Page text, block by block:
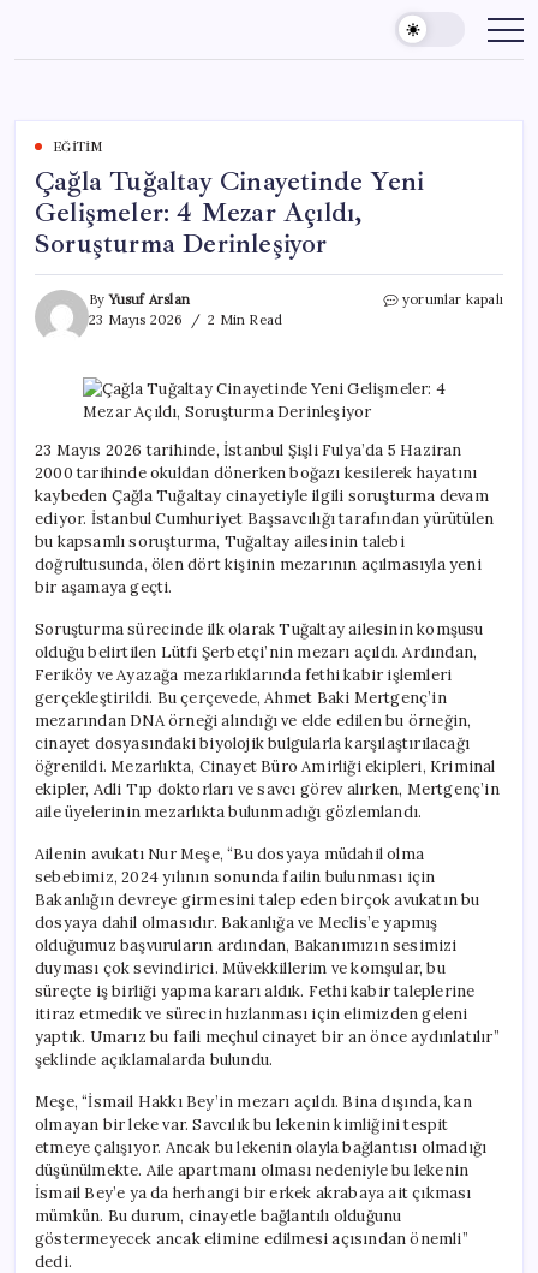
content
EĞITIM
Çağla Tuğaltay Cinayetinde Yeni
Gelişmeler: 4 Mezar Açıldı,
Soruşturma Derinleşiyor
ByYusuf Arslan
23 Mayıs 2026
2 Min Read
Çağla
Gelişmeler:
4
Açıldı,
Soruşturma
Derinleşiyor
için
yorumlar kapalı
23 Mayıs 2026 tarihinde, İstanbul Şişli Fulya’da 5 Haziran
2000 tarihinde okuldan dönerken boğazı kesilerek hayatını
kaybeden Çağla Tuğaltay cinayetiyle ilgili soruşturma devam
ediyor. İstanbul Cumhuriyet Başsavcılığı tarafından yürütülen
bu kapsamlı soruşturma, Tuğaltay ailesinin talebi
doğrultusunda, ölen dört kişinin mezarının açılmasıyla yeni
bir aşamaya geçti.
Soruşturma sürecinde ilk olarak Tuğaltay ailesinin komşusu
olduğu belirtilen Lütfi Şerbetçi’nin mezarı açıldı. Ardından,
Feriköy ve Ayazağa mezarlıklarında fethi kabir işlemleri
gerçekleştirildi. Bu çerçevede, Ahmet Baki Mertgenç’in
mezarından DNA örneği alındığı ve elde edilen bu örneğin,
cinayet dosyasındaki biyolojik bulgularla karşılaştırılacağı
öğrenildi. Mezarlıkta, Cinayet Büro Amirliği ekipleri, Kriminal
ekipler, Adli Tıp doktorları ve savcı görev alırken, Mertgenç’in
aile üyelerinin mezarlıkta bulunmadığı gözlemlandı.
Ailenin avukatı Nur Meşe, “Bu dosyaya müdahil olma
sebebimiz, 2024 yılının sonunda failin bulunması için
Bakanlığın devreye girmesini talep eden birçok avukatın bu
dosyaya dahil olmasıdır. Bakanlığa ve Meclis’e yapmış
olduğumuz başvuruların ardından, Bakanımızın sesimizi
duyması çok sevindirici. Müvekkillerim ve komşular, bu
süreçte iş birliği yapma kararı aldık. Fethi kabir taleplerine
itiraz etmedik ve sürecin hızlanması için elimizden geleni
yaptık. Umarız bu faili meçhul cinayet bir an önce aydınlatılır”
şeklinde açıklamalarda bulundu.
Meşe, “İsmail Hakkı Bey’in mezarı açıldı. Bina dışında, kan
olmayan bir leke var. Savcılık bu lekenin kimliğini tespit
etmeye çalışıyor. Ancak bu lekenin olayla bağlantısı olmadığı
düşünülmekte. Aile apartmanı olması nedeniyle bu lekenin
İsmail Bey’e ya da herhangi bir erkek akrabaya ait çıkması
mümkün. Bu durum, cinayetle bağlantılı olduğunu
göstermeyecek ancak elimine edilmesi açısından önemli”
dedi.